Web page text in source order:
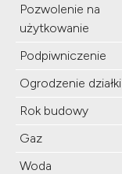
Pozwolenie na
użytkowanie
Podpiwniczenie
Ogrodzenie działki
Rok budowy
Gaz
Woda